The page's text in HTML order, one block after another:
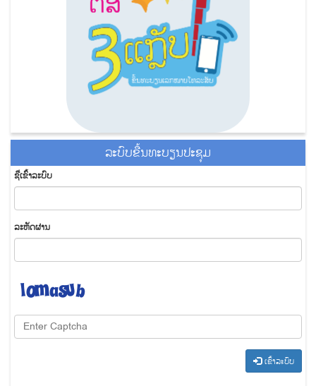
ລະ​ບົບ​ຂື້ນ​ທະ​ບຽນ​ປະ​ຊຸມ
ຊື່​ເຂົ້າ​ລະ​ບົບ
​ລະ​ຫັດ​ຜ່ານ
​ເຂົ້າ​ລະ​ບົບ